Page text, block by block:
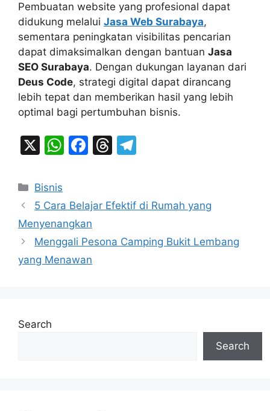
Pembuatan website yang profesional dapat
didukung melalui Jasa Web Surabaya,
sementara peningkatan visibilitas pencarian
dapat dimaksimalkan dengan bantuan Jasa
SEO Surabaya. Dengan dukungan layanan dari
Deus Code, strategi digital dapat dirancang
lebih tepat dan memberikan hasil yang lebih
optimal bagi pertumbuhan bisnis.
X
W
s
A
p
p
F
e
b
o
o
T
a
s
gr
m
Categories
Bisnis
5 Cara Belajar Efektif di Rumah yang
Menyenangkan
Menggali Pesona Camping Bukit Lembang
yang Menawan
Search
Search